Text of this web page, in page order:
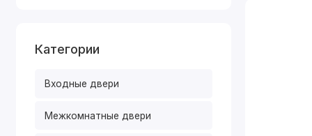
Категории
Входные двери
Межкомнатные двери